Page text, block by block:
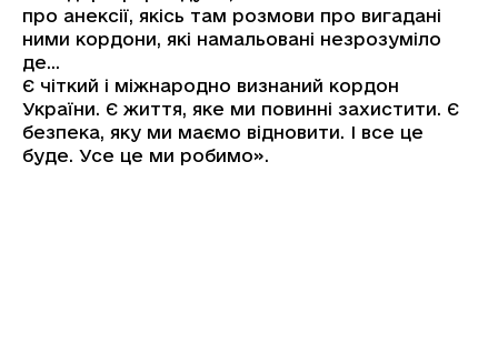
про анексії, якісь там розмови про вигадані
ними кордони, які намальовані незрозуміло
де…
Є чіткий і міжнародно визнаний кордон
України. Є життя, яке ми повинні захистити. Є
безпека, яку ми маємо відновити. І все це
буде. Усе це ми робимо».